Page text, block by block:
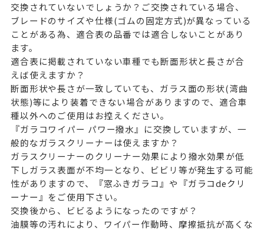
交換されていないでしょうか？ご交換されている場合、
ブレードのサイズや仕様(ゴムの固定方式)が異なっている
ことがある為、適合表の品番では適合しないことがあり
ます。
適合表に掲載されていない車種でも断面形状と長さが合
えば使えますか？
断面形状や長さが一致していても、ガラス面の形状(湾曲
状態)等により装着できない場合がありますので、適合車
種以外へのご使用はお控えください。
『ガラコワイパー パワー撥水』に交換していますが、一
般的なガラスクリーナーは使えますか？
ガラスクリーナーのクリーナー効果により撥水効果が低
下しガラス表面が不均一となり、ビビリ等が発生する可能
性がありますので、
『窓ふきガラコ』 や 『ガラコdeクリ
ーナー』 をご使用下さい。
交換後から、ビビるようになったのですが？
油膜等の汚れにより、ワイパー作動時、摩擦抵抗が高くな